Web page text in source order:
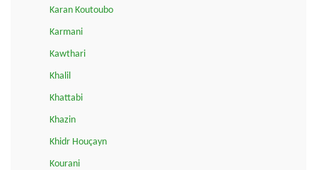
Karan Koutoubo
Karmani
Kawthari
Khalil
Khattabi
Khazin
Khidr Houçayn
Kourani